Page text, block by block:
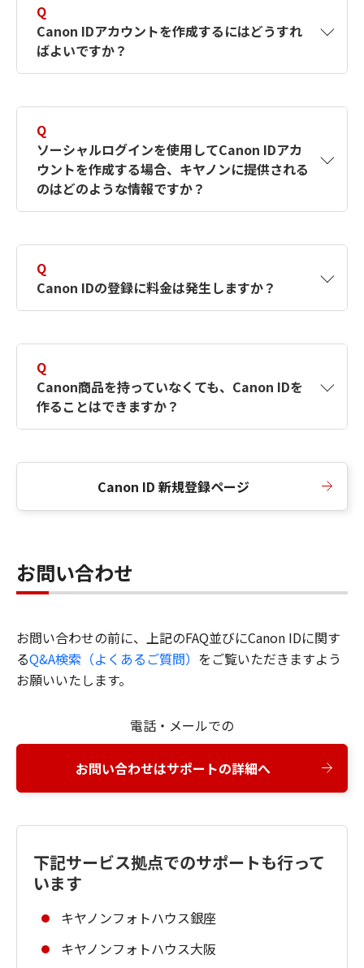
Q
Canon IDアカウントを作成するにはどうすれ
ばよいですか？
す。詳しい作成方法は【カメラ】Canon IDとは
何ですか？Canon IDの作成方法は？をご確認く
ださい。
Q
ソーシャルログインを使用してCanon IDアカ
ウントを作成する場合、キヤノンに提供される
のはどのような情報ですか？
択したサービスから取得します。アカウントを
簡単に作成できるように、この情報を使用して
Canon IDの登録フォームを入力します。
Q
Canon IDの登録に料金は発生しますか？
Q
Canon商品を持っていなくても、Canon IDを
作ることはできますか？
Canon ID 新規登録ページ
お問い合わせ
お問い合わせの前に、上記のFAQ並びにCanon IDに関す
るQ&A検索（よくあるご質問） をご覧いただきますよう
お願いいたします。
電話・メールでの
お問い合わせはサポートの詳細へ
下記サービス拠点でのサポートも行って
います
キヤノンフォトハウス銀座
キヤノンフォトハウス大阪